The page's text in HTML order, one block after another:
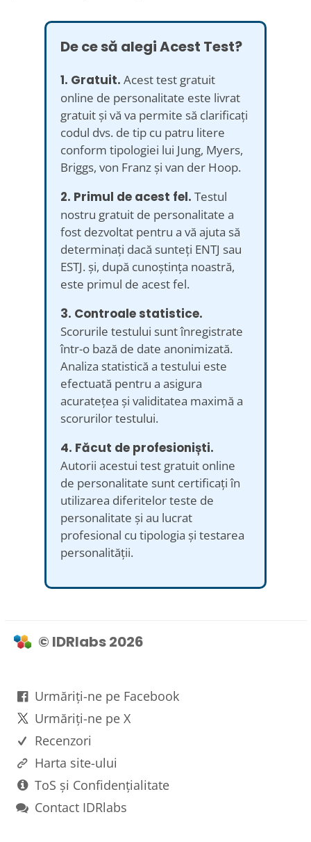
De ce să alegi Acest Test?
1. Gratuit. Acest test gratuit
online de personalitate este livrat
gratuit și vă va permite să clarificați
codul dvs. de tip cu patru litere
conform tipologiei lui Jung, Myers,
Briggs, von Franz și van der Hoop.
2. Primul de acest fel. Testul
nostru gratuit de personalitate a
fost dezvoltat pentru a vă ajuta să
determinați dacă sunteți ENTJ sau
ESTJ. și, după cunoștința noastră,
este primul de acest fel.
3. Controale statistice.
Scorurile testului sunt înregistrate
într-o bază de date anonimizată.
Analiza statistică a testului este
efectuată pentru a asigura
acuratețea și validitatea maximă a
scorurilor testului.
4. Făcut de profesioniști.
Autorii acestui test gratuit online
de personalitate sunt certificați în
utilizarea diferitelor teste de
personalitate și au lucrat
profesional cu tipologia și testarea
personalității.
© IDRlabs 2026
Urmăriți-ne pe Facebook
Urmăriți-ne pe X
Recenzori
Harta site-ului
ToS și Confidențialitate
Contact IDRlabs